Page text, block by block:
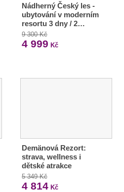
Nádherný Český les -
ubytování v moderním
resortu 3 dny / 2…
9 300 Kč
4 999 Kč
Demänová Rezort:
strava, wellness i
dětské atrakce
5 349 Kč
4 814Kč